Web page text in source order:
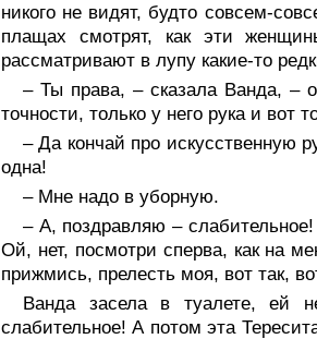
никого не видят, будто совсем-
плащах смотрят, как эти
рассматривают в лупу какие-то
– Ты права, – сказала Ванда, –
точности, только у него рука и вот
– Да кончай про искусственную
одна!
– Мне надо в уборную.
– А, поздравляю –
Ой, нет, посмотри сперва, как на
прижмись, прелесть моя, вот так,
Ванда засела в туалете, ей
слабительное! А потом эта